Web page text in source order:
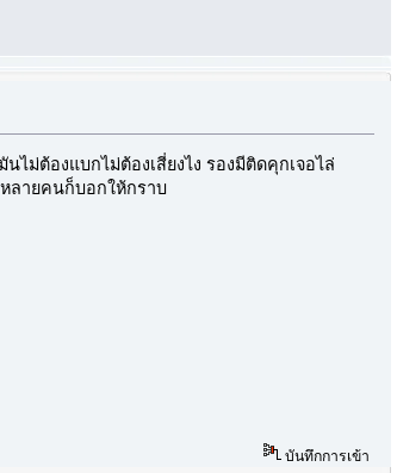
ม่ต้องแบกไม่ต้องเสี่ยงไง รองมีติดคุกเจอไล่
ลายคนก็บอกให้กราบ
บันทึกการเข้า